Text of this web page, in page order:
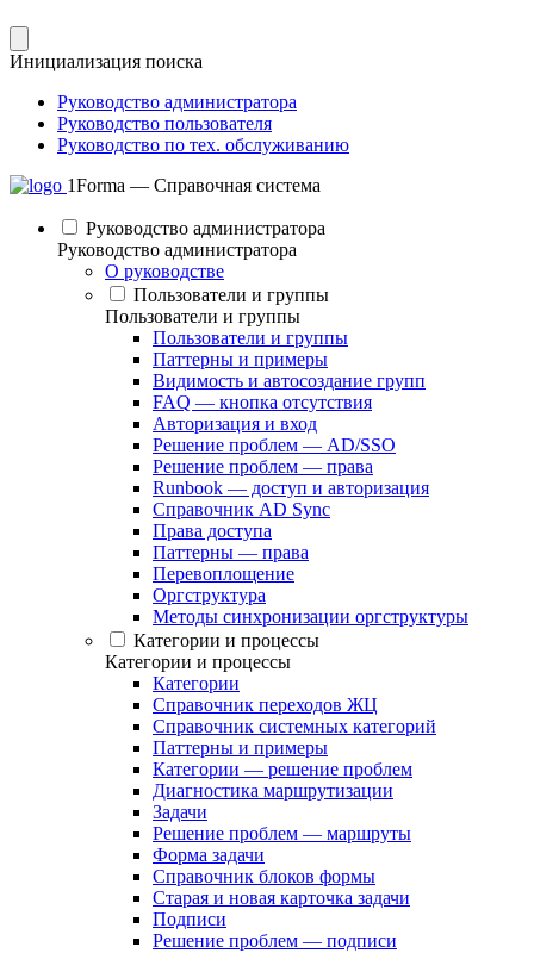
Инициализация поиска
Руководство администратора
Руководство пользователя
Руководство по тех. обслуживанию
1Forma — Справочная система
Руководство администратора
Руководство администратора
О руководстве
Пользователи и группы
Пользователи и группы
Пользователи и группы
Паттерны и примеры
Видимость и автосоздание групп
FAQ — кнопка отсутствия
Авторизация и вход
Решение проблем — AD/SSO
Решение проблем — права
Runbook — доступ и авторизация
Справочник AD Sync
Права доступа
Паттерны — права
Перевоплощение
Оргструктура
Методы синхронизации оргструктуры
Категории и процессы
Категории и процессы
Категории
Справочник переходов ЖЦ
Справочник системных категорий
Паттерны и примеры
Категории — решение проблем
Диагностика маршрутизации
Задачи
Решение проблем — маршруты
Форма задачи
Справочник блоков формы
Старая и новая карточка задачи
Подписи
Решение проблем — подписи